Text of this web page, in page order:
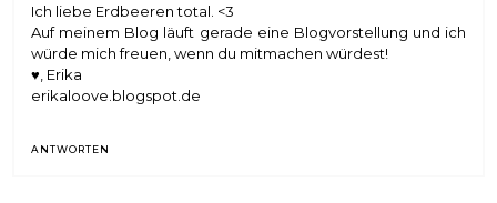
Ich liebe Erdbeeren total. <3
Auf meinem Blog läuft gerade eine Blogvorstellung und ich
würde mich freuen, wenn du mitmachen würdest!
♥, Erika
erikaloove.blogspot.de
ANTWORTEN